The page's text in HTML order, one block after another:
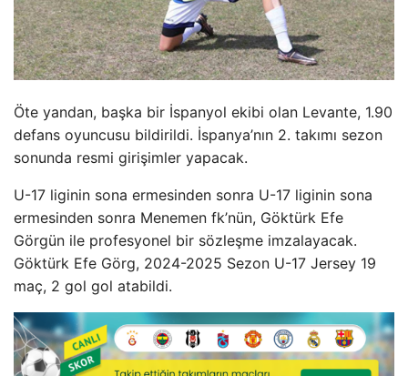
Öte yandan, başka bir İspanyol ekibi olan Levante, 1.90
defans oyuncusu bildirildi. İspanya’nın 2. takımı sezon
sonunda resmi girişimler yapacak.
U-17 liginin sona ermesinden sonra U-17 liginin sona
ermesinden sonra Menemen fk’nün, Göktürk Efe
Görgün ile profesyonel bir sözleşme imzalayacak.
Göktürk Efe Görg, 2024-2025 Sezon U-17 Jersey 19
maç, 2 gol gol atabildi.